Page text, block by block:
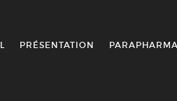
PRÉSENTATION